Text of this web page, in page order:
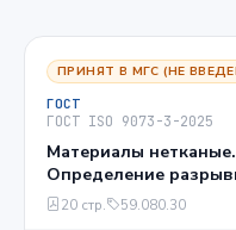
ПРИНЯТ В МГС (НЕ
ГОСТ
ГОСТ ISO 9073-3-2025
Материалы
Определение
удлинения при
20 стр. 59.080.30